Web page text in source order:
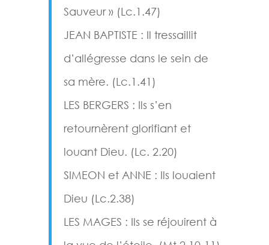
Sauveur » (Lc.1.47)
JEAN BAPTISTE : Il tressaillit
d’allégresse dans le sein de
sa mère. (Lc.1.41)
LES BERGERS : Ils s’en
retournèrent glorifiant et
louant Dieu. (Lc. 2.20)
SIMEON et ANNE : Ils louaient
Dieu (Lc.2.38)
LES MAGES : Ils se réjouirent à